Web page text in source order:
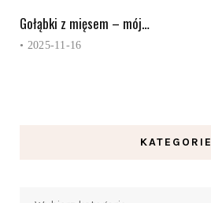
Gołąbki z mięsem – mój…
• 2025-11-16
KATEGORIE